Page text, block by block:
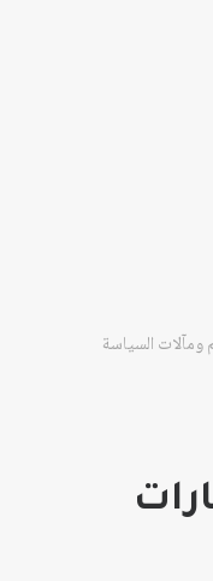
ومآلات السياسة